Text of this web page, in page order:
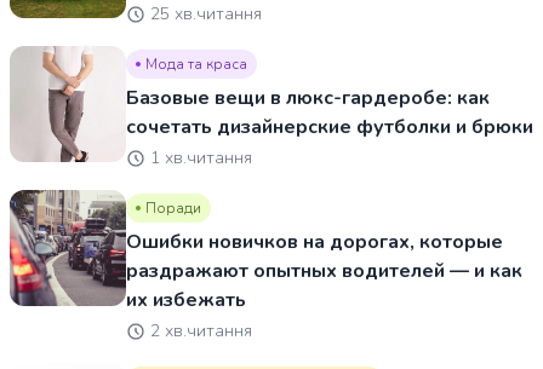
25 хв.читання
Мода та краса
Базовые вещи в люкс-гардеробе: как
сочетать дизайнерские футболки и брюки
1 хв.читання
Поради
Ошибки новичков на дорогах, которые
раздражают опытных водителей — и как
их избежать
2 хв.читання